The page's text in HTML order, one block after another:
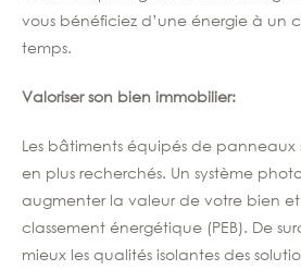
vous bénéficiez d’une énergie à un
temps.
Valoriser son bien immobilier:
Les bâtiments équipés de panneaux
en plus recherchés. Un système
augmenter la valeur de votre bien et
classement énergétique (PEB). De
mieux les qualités isolantes des